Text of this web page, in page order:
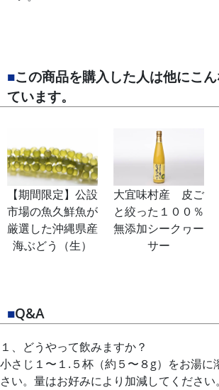
■この商品を購入した人は他にこ
ています。
【期間限定】公設
市場の魚久鮮魚が
厳選した沖縄県産
海ぶどう（生）
大宜味村産 皮ご
と絞った１００％
無添加シークヮー
サー
■Q&A
１、どうやって飲みますか？
小さじ１〜１.５杯（約５〜８g）をお湯に
さい。量はお好みにより加減してください。